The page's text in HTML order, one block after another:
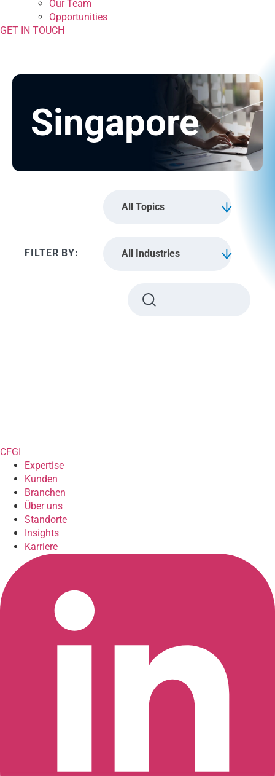
Our Team
Opportunities
GET IN TOUCH
Singapore
All Topics
All Industries
CFGI
Expertise
Kunden
Branchen
Über uns
Standorte
Insights
Karriere